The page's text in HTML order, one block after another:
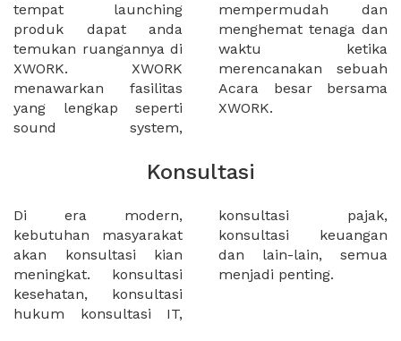
tempat launching
produk dapat anda
temukan ruangannya di
XWORK. XWORK
menawarkan fasilitas
yang lengkap seperti
sound system,
mempermudah dan
menghemat tenaga dan
waktu ketika
merencanakan sebuah
Acara besar bersama
XWORK.
Konsultasi
Di era modern,
kebutuhan masyarakat
akan konsultasi kian
meningkat. konsultasi
kesehatan, konsultasi
hukum konsultasi IT,
konsultasi pajak,
konsultasi keuangan
dan lain-lain, semua
menjadi penting.